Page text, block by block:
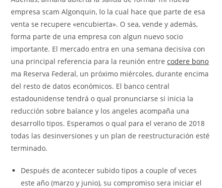
empresa scam Algonquin, lo la cual hace que parte de esa
venta se recupere «encubierta». O sea, vende y además,
forma parte de una empresa con algun nuevo socio
importante. El mercado entra en una semana decisiva con
una principal referencia para la reunión entrecodere bono
ma Reserva Federal, un próximo miércoles, durante encima
del resto de datos económicos. El banco central
estadounidense tendrá o qual pronunciarse si inicia la
reducción sobre balance y los angeles acompaña una
desarrollo tipos. Esperamos o qual para el verano de 2018
todas las desinversiones y un plan de reestructuración esté
terminado.
Después de acontecer subido tipos a couple of veces
este año (marzo y junio), su compromiso sera iniciar el